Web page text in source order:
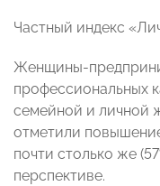
Частный индекс
Женщины-
профессиональных
семейной и личной
отметили
почти столько же
перспективе.